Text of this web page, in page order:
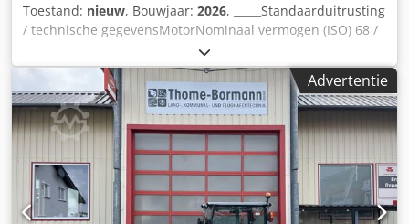
Toestand: nieuw, Bouwjaar: 2026, _____Standaarduitrusting
/ technische gegevensMotorNominaal vermogen (ISO) 68 /
90 kW / pk bij 2200 tpmMaximaal vermogen 71 / 95 kW / pk
bij 2000 tpmMaximaal koppel 405 Nm bij 1500
tpmFabrikant / type: Agco Power / AP 44MBTN-D5Schone
motor, 4 cilinders / 4,4 l, 4 kleppen, STAGE 5Geregelde
турбонаддув, SCR-katalysatorDOC-
dieseloxidatiekatalysatorSCR-roetdeeltjeskata
lysatorMotorkap - in één stuk opklapbaarUitlaat aan de
rechterkant voor de cabineBrandstoftankinhoud 198 liter /
AdBlue 18 literVersnellingsbak / aftakas16/16-
Advertentie